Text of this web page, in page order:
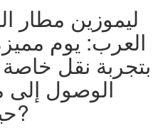
ليموزين مطار
العرب: يوم
بتجربة نقل خاصة
الوصول إلى
حيث نقدم أروع عر?